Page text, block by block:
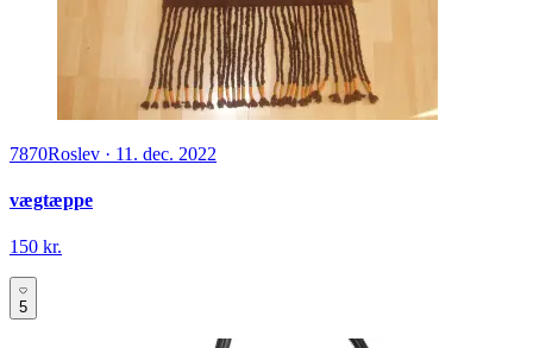
7870Roslev · 11. dec. 2022
vægtæppe
150 kr.
5